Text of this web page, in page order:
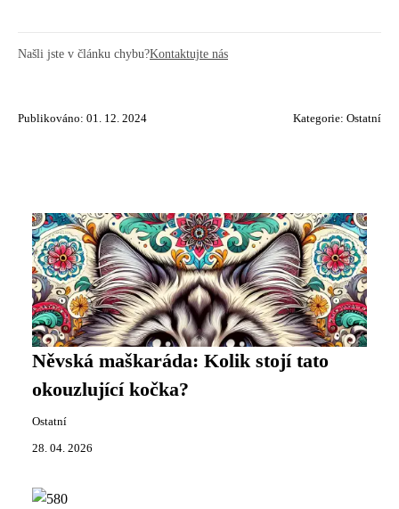
Našli jste v článku chybu?Kontaktujte nás
Publikováno: 01. 12. 2024 Kategorie: Ostatní
Něvská maškaráda: Kolik stojí tato
okouzlující kočka?
Ostatní
28. 04. 2026